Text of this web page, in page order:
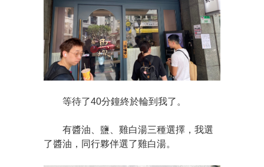
等待了40分鐘終於輪到我了。
有醬油、鹽、雞白湯三種選擇，我選
了醬油，同行夥伴選了雞白湯。